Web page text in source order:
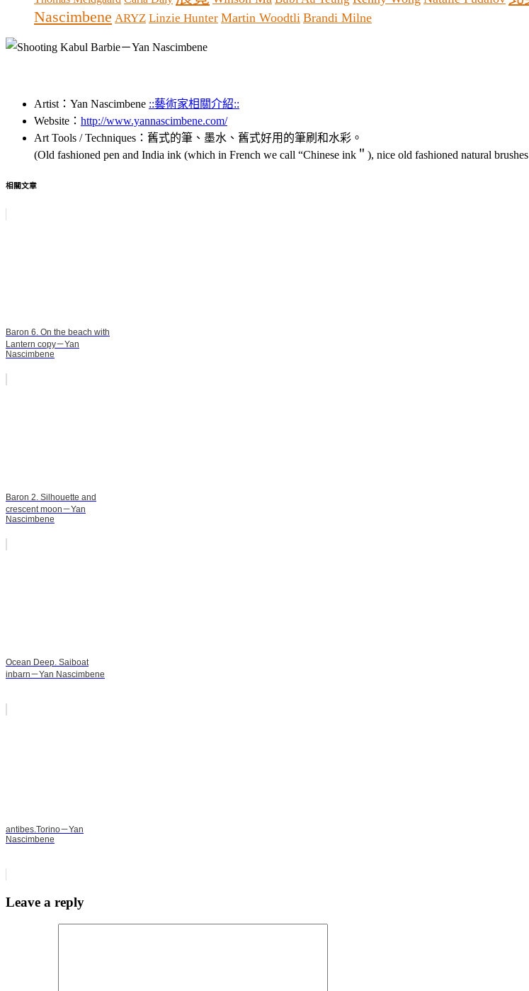
Nascimbene ARYZ Linzie Hunter Martin Woodtli Brandi Milne
Artist：Yan Nascimbene ::藝術家相關介紹::
Website： http://www.yannascimbene.com/
Art Tools / Techniques：舊式的筆、墨水、舊式好用的筆刷和水彩。
(Old fashioned pen and India ink (which in French we call “Chinese ink＂), nice old fashioned natural
相關文章
Baron 6. On the beach with
Lantern copy－Yan
Nascimbene
Baron 2. Silhouette and
crescent moon－Yan
Nascimbene
Ocean Deep. Saiboat
inbarn－Yan Nascimbene
antibes.Torino－Yan
Nascimbene
Leave a reply